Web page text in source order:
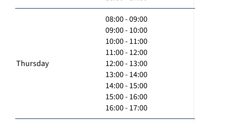
Thursday
08:00 - 09:00
09:00 - 10:00
10:00 - 11:00
11:00 - 12:00
12:00 - 13:00
13:00 - 14:00
14:00 - 15:00
15:00 - 16:00
16:00 - 17:00